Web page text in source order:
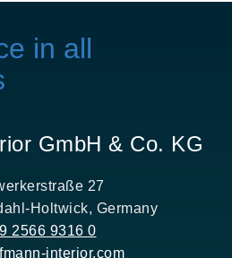
in all
GmbH & Co. KG
27
Holtwick, Germany
2566 9316 0
interior.com